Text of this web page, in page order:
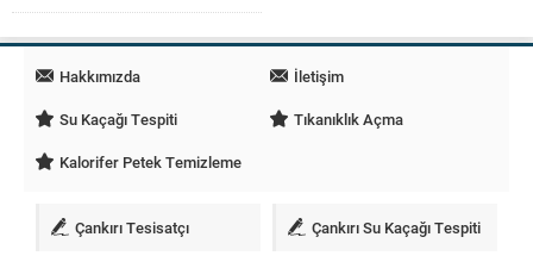
Hakkımızda
İletişim
Su Kaçağı Tespiti
Tıkanıklık Açma
Kalorifer Petek Temizleme
Çankırı Tesisatçı Çankırı Su Kaçağı Tespiti